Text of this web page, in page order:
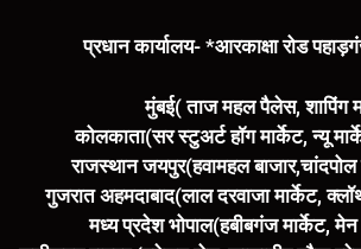
प्रधान कार्यालय- *आरकाक्षा रोड
मुंबई( ताज महल पैलेस, शापिंग
कोलकाता(सर स्टुअर्ट हॉग मार्केट, न्यू
राजस्थान जयपुर(हवामहल
गुजरात अहमदाबाद(लाल दरवाजा मार्केट,
मध्य प्रदेश भोपाल(हबीबगंज मार्केट, मेन